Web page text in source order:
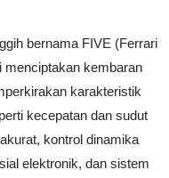
bernama FIVE (Ferrari
menciptakan kembaran
karakteristik
kecepatan dan sudut
kontrol dinamika
elektronik, dan sistem